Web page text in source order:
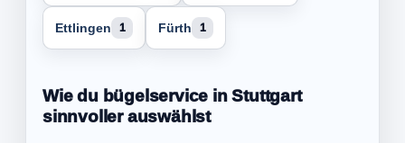
Ettlingen 1 Fürth 1
Wie du bügelservice in Stuttgart
sinnvoller auswählst